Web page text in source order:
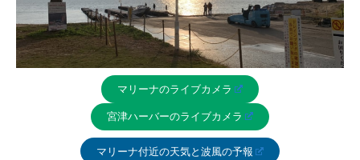
マリーナのライブカメラ
宮津ハーバーのライブカメラ
マリーナ付近の天気と波風の予報